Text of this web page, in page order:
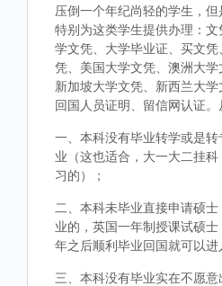
压倒一个年纪尚轻的学生，
特别为这类学生提供办理：
学文凭、大学毕业证、买文
凭、美国大学文凭、澳洲大学
新加坡大学文凭、新西兰大
回国人员证明、留信网认证。
一、本科没有毕业转学或是
业（这也适合，大一大二挂
习的）；
二、本科未毕业直接申请硕
业的，英国一年制授课试硕
年之后顺利毕业回国就可以进
三、本科没有毕业实在不愿